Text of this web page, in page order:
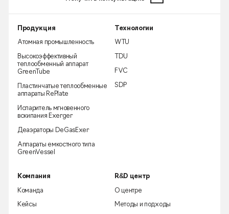
Продукция
Атомная промышленность
Высокоэффективный
теплообменный аппарат
GreenTube
Пластинчатые теплообменные
аппараты RePlate
Испаритель мгновенного
вскипания Exerger
Деаэраторы DeGasExer
Аппараты емкостного типа
GreenVessel
Технологии
WTU
TDU
FVC
SDP
Компания
Команда
Кейсы
R&D центр
О центре
Методы и подходы